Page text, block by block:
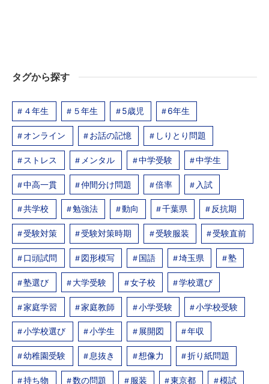
タグから探す
４年生 ５年生 5歳児 6年生
オンライン お話の記憶 しりとり問題
ストレス メンタル 中学受験 中学生
中高一貫 仲間分け問題 倍率 入試
共学校 勉強法 動向 千葉県 反抗期
受験対策 受験対策時期 受験服装 受験直前
口頭試問 図形模写 国語 埼玉県 塾
塾選び 大学受験 女子校 学校選び
家庭学習 家庭教師 小学受験 小学校受験
小学校選び 小学生 展開図 年収
幼稚園受験 息抜き 想像力 折り紙問題
持ち物 数の問題 服装 東京都 模試